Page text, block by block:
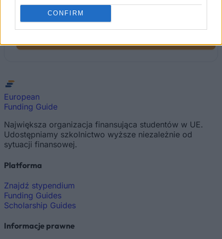
CONFIRM
Search 12,320+ scholarships across Europe.
European
Funding Guide
Największa organizacja finansująca studentów w UE.
Udostępniamy szkolnictwo wyższe niezależnie od
sytuacji finansowej.
Platforma
Znajdź stypendium
Funding Guides
Scholarship Guides
Informacje prawne